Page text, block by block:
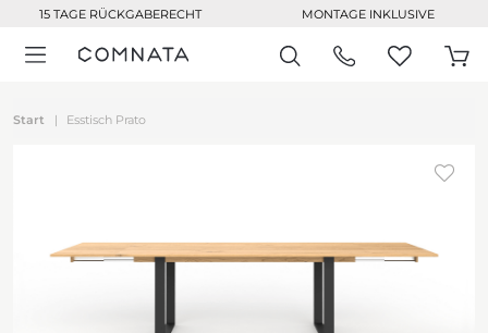
15 TAGE RÜCKGABERECHT MONTAGE INKLUSIVE
Start Esstisch Prato